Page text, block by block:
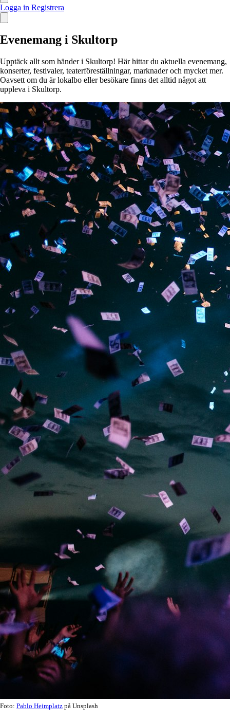
Logga in Registrera
Evenemang i Skultorp
Upptäck allt som händer i Skultorp! Här hittar du aktuella evenemang,
konserter, festivaler, teaterföreställningar, marknader och mycket mer.
Oavsett om du är lokalbo eller besökare finns det alltid något att
uppleva i Skultorp.
Foto: Pablo Heimplatz på Unsplash